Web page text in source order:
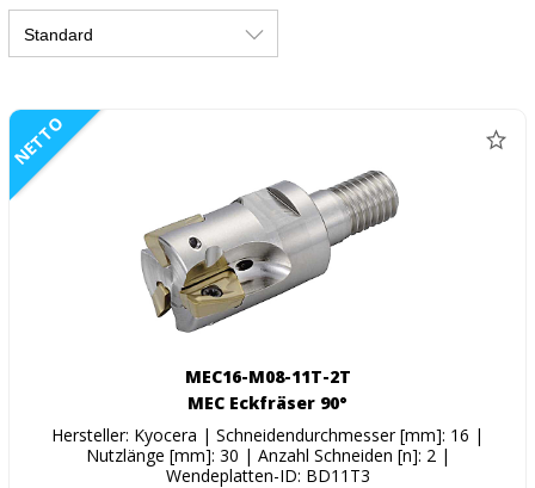
NETTO
MEC16-M08-11T-2T
MEC Eckfräser 90°
Hersteller: Kyocera | Schneidendurchmesser [mm]: 16 |
Nutzlänge [mm]: 30 | Anzahl Schneiden [n]: 2 |
Wendeplatten-ID: BD11T3